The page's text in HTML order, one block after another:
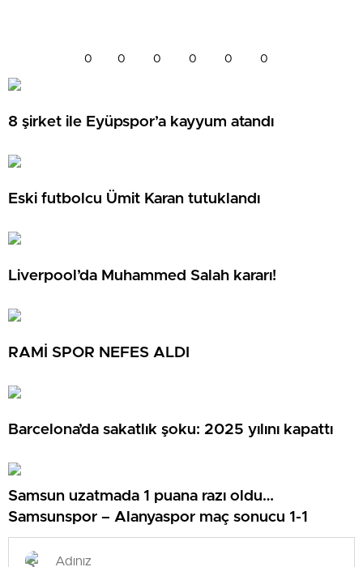
0 0 0 0 0 0
8 şirket ile Eyüpspor’a kayyum atandı
Eski futbolcu Ümit Karan tutuklandı
Liverpool’da Muhammed Salah kararı!
RAMİ SPOR NEFES ALDI
Barcelona’da sakatlık şoku: 2025 yılını kapattı
Samsun uzatmada 1 puana razı oldu…
Samsunspor – Alanyaspor maç sonucu 1-1